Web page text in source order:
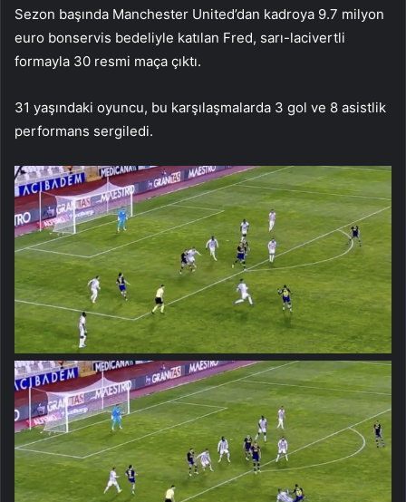
Sezon başında Manchester United’dan kadroya 9.7 milyon
euro bonservis bedeliyle katılan Fred, sarı-lacivertli
formayla 30 resmi maça çıktı.
31 yaşındaki oyuncu, bu karşılaşmalarda 3 gol ve 8 asistlik
performans sergiledi.